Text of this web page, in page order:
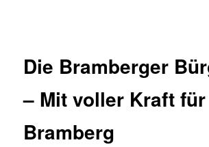
Die Bramberger
– Mit voller Kraft für
Bramberg